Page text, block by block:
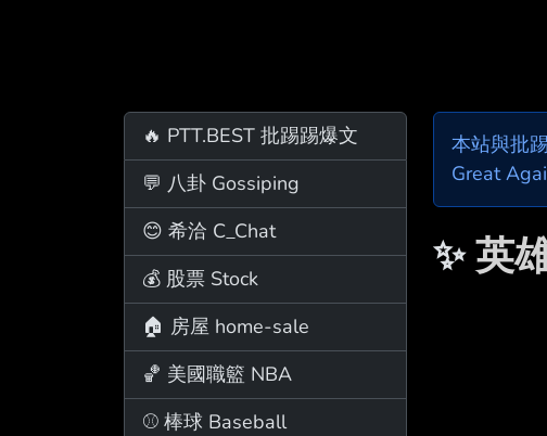
🔥 PTT.BEST 批踢踢爆文
💬 八卦 Gossiping
😊 希洽 C_Chat
💰 股票 Stock
🏠 房屋 home-sale
🏀 美國職籃 NBA
⚾ 棒球 Baseball
本站與批
Great
✨英